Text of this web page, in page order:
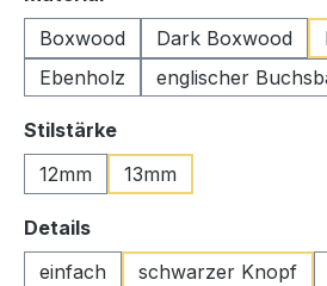
Boxwood
Dark Boxwood
Ebenholz
englischer
Stilstärkeauswählen
12mm
13mm
Detailsauswählen
einfach
schwarzer Knopf